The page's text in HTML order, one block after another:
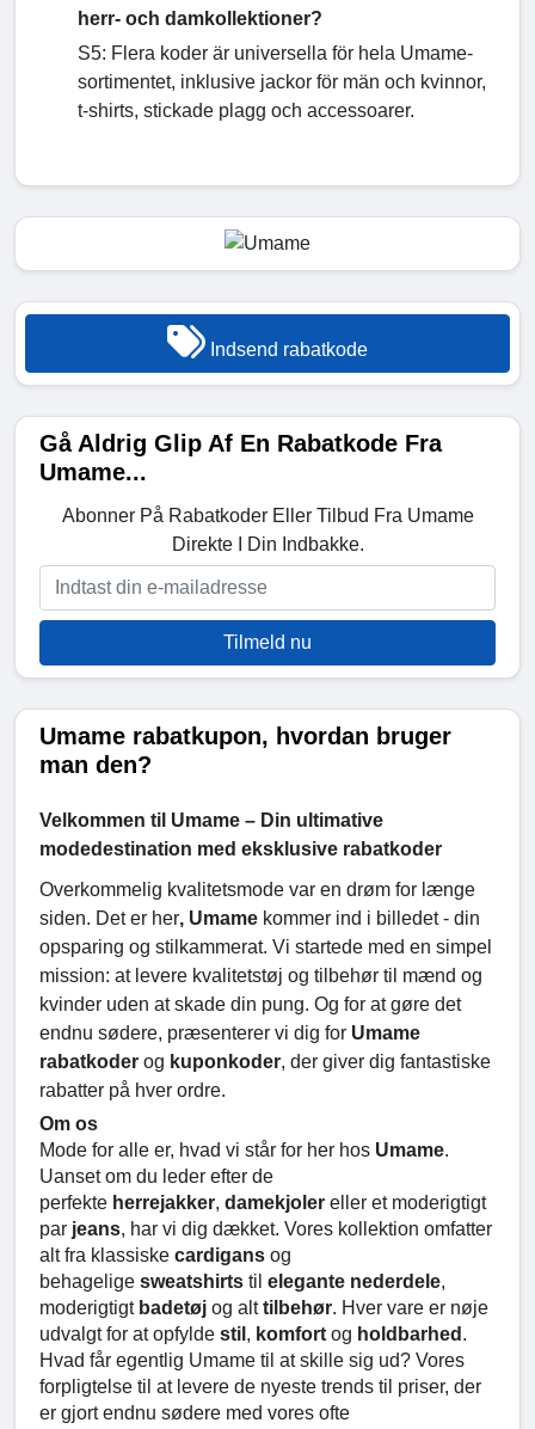
herr- och damkollektioner?
S5: Flera koder är universella för hela Umame-
sortimentet, inklusive jackor för män och kvinnor,
t-shirts, stickade plagg och accessoarer.
Indsend rabatkode
Gå Aldrig Glip Af En Rabatkode Fra
Umame...
Abonner På Rabatkoder Eller Tilbud Fra Umame
Direkte I Din Indbakke.
Tilmeld nu
Umame rabatkupon, hvordan bruger
man den?
Velkommen til Umame – Din ultimative
modedestination med eksklusive rabatkoder
Overkommelig kvalitetsmode var en drøm for længe
siden. Det er her, Umame kommer ind i billedet - din
opsparing og stilkammerat. Vi startede med en simpel
mission: at levere kvalitetstøj og tilbehør til mænd og
kvinder uden at skade din pung. Og for at gøre det
endnu sødere, præsenterer vi dig for Umame
rabatkoder og kuponkoder, der giver dig fantastiske
rabatter på hver ordre.
Om os
Mode for alle er, hvad vi står for her hos Umame.
Uanset om du leder efter de
perfekte herrejakker, damekjoler eller et moderigtigt
par jeans, har vi dig dækket. Vores kollektion omfatter
alt fra klassiske cardigans og
behagelige sweatshirts til elegante nederdele,
moderigtigt badetøj og alttilbehør. Hver vare er nøje
udvalgt for at opfylde stil , komfort og holdbarhed .
Hvad får egentlig Umame til at skille sig ud? Vores
forpligtelse til at levere de nyeste trends til priser, der
er gjort endnu sødere med vores ofte